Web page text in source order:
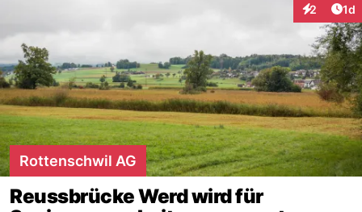
2 1d
Rottenschwil AG
Reussbrücke Werd wird für